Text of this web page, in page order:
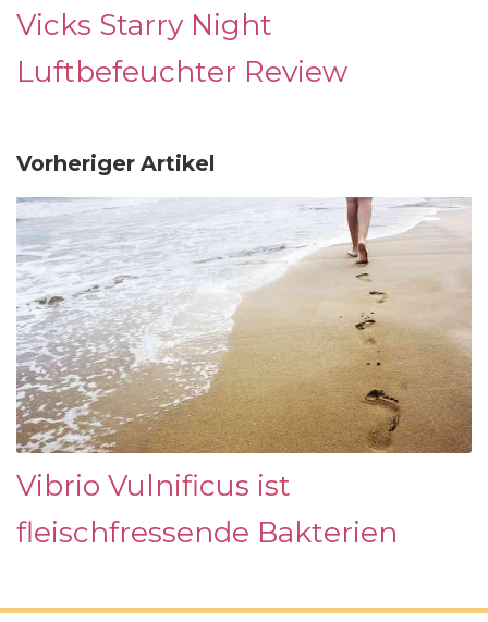
Vicks Starry Night
Luftbefeuchter Review
Vorheriger Artikel
Vibrio Vulnificus ist
fleischfressende Bakterien